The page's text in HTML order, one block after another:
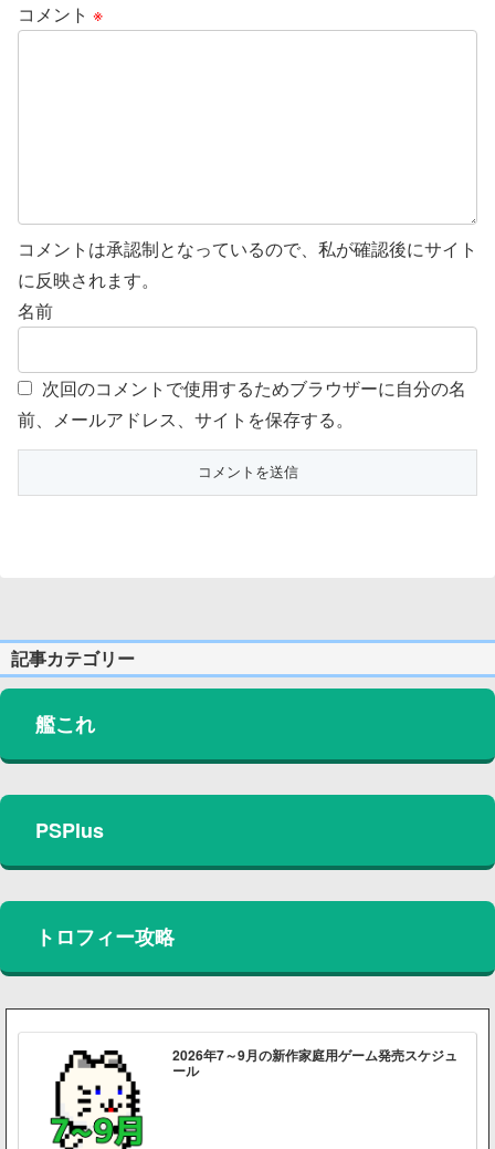
コメント ※
コメントは承認制となっているので、私が確認後にサイト
に反映されます。
名前
次回のコメントで使用するためブラウザーに自分の名
前、メールアドレス、サイトを保存する。
記事カテゴリー
艦これ
PSPlus
トロフィー攻略
2026年7～9月の新作家庭用ゲーム発売スケジュ
ール